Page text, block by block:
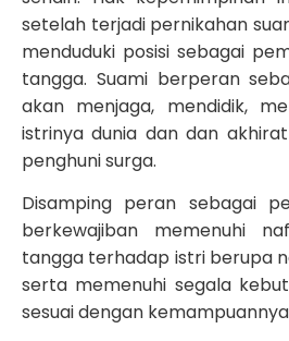
setelah terjadi pernikahan
menduduki posisi sebagai
tangga. Suami berperan
akan menjaga, mendidik,
istrinya dunia dan dan
penghuni surga.
Disamping peran sebagai
berkewajiban memenuhi
tangga terhadap istri berupa
serta memenuhi segala
sesuai dengan